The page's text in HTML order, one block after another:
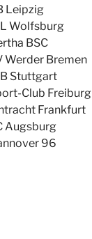
Leipzig
Wolfsburg
BSC
Werder Bremen
Stuttgart
Club Freiburg
Frankfurt
Augsburg
96